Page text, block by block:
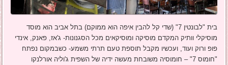
בית "לבונטין 7" (שדי קל להבין איפה הוא ממוקם) בתל אביב הוא מוסד
מוסיקלי וותיק המקדם מוסיקה ומוסיקאים מכל הסגנונות- ג'אז, פאנק, אינדי
פופ ורוק ועוד, ועכשיו מקבל תוספת טעם תרתי משמע- כשבמקום נפתח
"חומוס 7" – חומוסיה משובחת מעשה ידיה של השפית ג'וליה אורלנקו